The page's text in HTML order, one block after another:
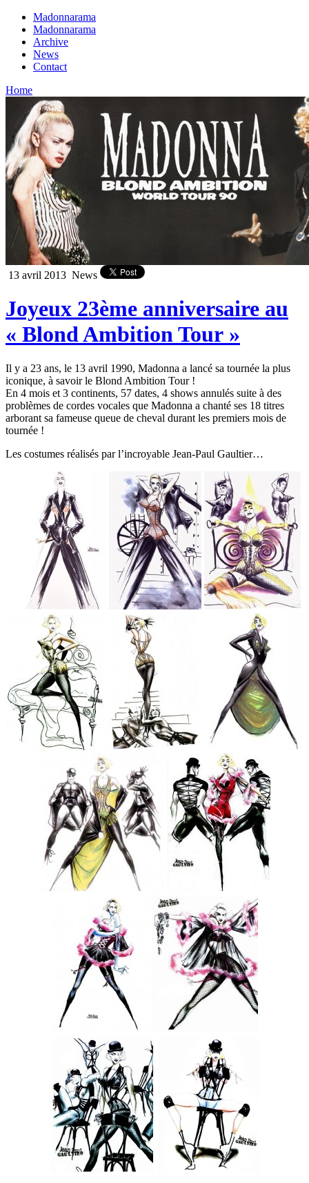
Madonnarama
Madonnarama
Archive
News
Contact
Home
13 avril 2013 News
Joyeux 23ème anniversaire au
« Blond Ambition Tour »
Il y a 23 ans, le 13 avril 1990, Madonna a lancé sa tournée la plus
iconique, à savoir le Blond Ambition Tour !
En 4 mois et 3 continents, 57 dates, 4 shows annulés suite à des
problèmes de cordes vocales que Madonna a chanté ses 18 titres
arborant sa fameuse queue de cheval durant les premiers mois de
tournée !
Les costumes réalisés par l’incroyable Jean-Paul Gaultier…